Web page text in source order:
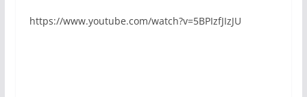
https://www.youtube.com/watch?v=5BPIzfJIzJU